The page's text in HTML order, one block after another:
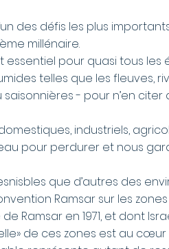
des défis les plus
millénaire.
essentiel pour quasi tous les
telles que les fleuves,
- pour n’en
industriels,
pour perdurer et nous
que d’autres des
Ramsar sur les
Ramsar en 1971, et dont
de ces zones est au